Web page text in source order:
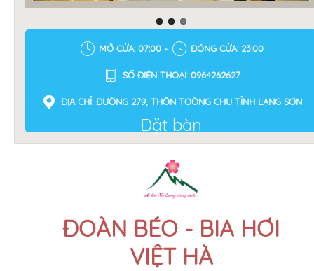
MỞ CỬA: 07:00 - ĐÓNG CỬA: 23:00
SỐ ĐIỆN THOẠI: 0964262627
ĐỊA CHỈ: ĐƯỜNG 279, THÔN TOÒNG CHU TỈNH LẠNG SƠN
Đặt bàn
ĐOÀN BÉO - BIA HƠI
VIỆT HÀ